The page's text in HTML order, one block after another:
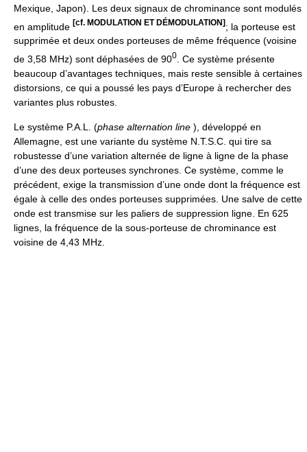
Mexique, Japon). Les deux signaux de chrominance sont modulés
en amplitude [cf. MODULATION ET DÉMODULATION] ; la porteuse est
supprimée et deux ondes porteuses de même fréquence (voisine
de 3,58 MHz) sont déphasées de 900
. Ce système présente
beaucoup d’avantages techniques, mais reste sensible à certaines
distorsions, ce qui a poussé les pays d’Europe à rechercher des
variantes plus robustes.
Le système P.A.L. (phase alternation line ), développé en
Allemagne, est une variante du système N.T.S.C. qui tire sa
robustesse d’une variation alternée de ligne à ligne de la phase
d’une des deux porteuses synchrones. Ce système, comme le
précédent, exige la transmission d’une onde dont la fréquence est
égale à celle des ondes porteuses supprimées. Une salve de cette
onde est transmise sur les paliers de suppression ligne. En 625
lignes, la fréquence de la sous-porteuse de chrominance est
voisine de 4,43 MHz.